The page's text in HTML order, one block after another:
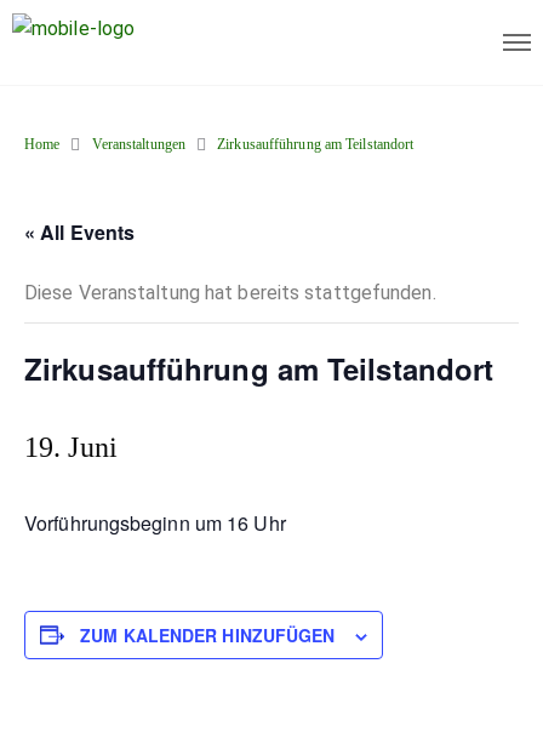
Home Veranstaltungen Zirkusaufführung am Teilstandort
« All Events
Diese Veranstaltung hat bereits stattgefunden.
Zirkusaufführung am Teilstandort
19. Juni
Vorführungsbeginn um 16 Uhr
ZUM KALENDER HINZUFÜGEN